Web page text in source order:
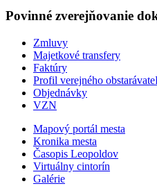
Povinné zverejňovanie
Zmluvy
Majetkové transfery
Faktúry
Profil verejného
Objednávky
VZN
Mapový portál mesta
Kronika mesta
Časopis Leopoldov
Virtuálny cintorín
Galérie